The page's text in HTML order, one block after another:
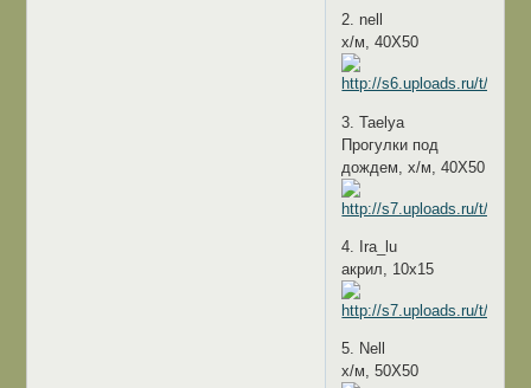
2. nell
х/м, 40Х50
3. Taelya
Прогулки под
дождем, х/м, 40Х50
4. Ira_lu
акрил, 10х15
5. Nell
х/м, 50Х50